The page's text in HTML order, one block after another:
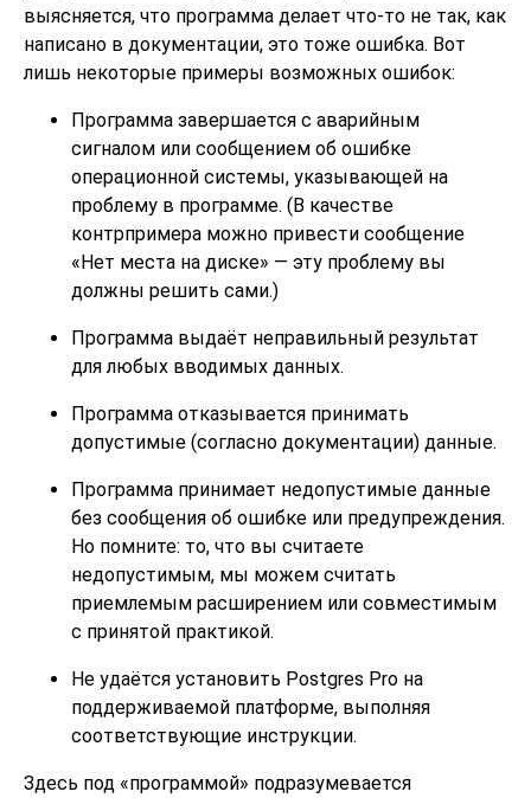
выясняется, что программа делает что-то не так, как
написано в документации, это тоже ошибка. Вот
лишь некоторые примеры возможных ошибок:
Программа завершается с аварийным
сигналом или сообщением об ошибке
операционной системы, указывающей на
проблему в программе. (В качестве
контрпримера можно привести сообщение
«Нет места на диске» — эту проблему вы
должны решить сами.)
Программа выдаёт неправильный результат
для любых вводимых данных.
Программа отказывается принимать
допустимые (согласно документации) данные.
Программа принимает недопустимые данные
без сообщения об ошибке или предупреждения.
Но помните: то, что вы считаете
недопустимым, мы можем считать
приемлемым расширением или совместимым
с принятой практикой.
Не удаётся установить Postgres Pro на
поддерживаемой платформе, выполняя
соответствующие инструкции.
Здесь под «программой» подразумевается